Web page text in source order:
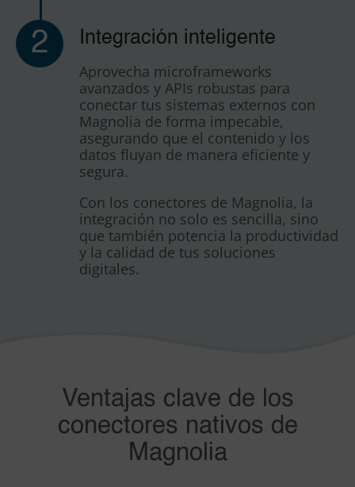
2 Integración inteligente
Aprovecha microframeworks
avanzados y APIs robustas para
conectar tus sistemas externos con
Magnolia de forma impecable,
asegurando que el contenido y los
datos fluyan de manera eficiente y
segura.
Con los conectores de Magnolia, la
integración no solo es sencilla, sino
que también potencia la productividad
y la calidad de tus soluciones
digitales.
Ventajas clave de los
conectores nativos de
Magnolia